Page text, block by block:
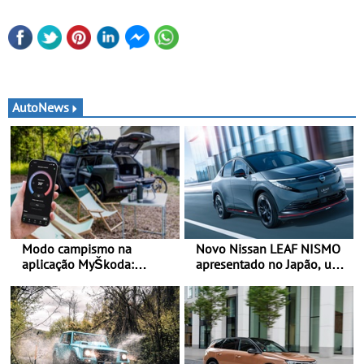
AutoNews
Modo campismo na
aplicação MyŠkoda:
veículos elétricos
Novo Nissan LEAF NISMO
apresentado no Japão, uma
desportiva do SUV 100%
elétrico - Versão de maior
desempenho da terceira
geração do modelo elétrico
da marca